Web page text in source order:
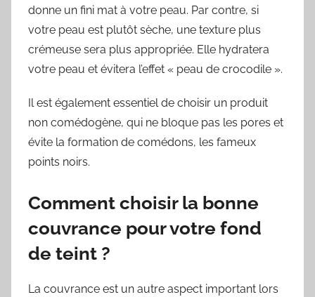
donne un fini mat à votre peau. Par contre, si
votre peau est plutôt sèche, une texture plus
crémeuse sera plus appropriée. Elle hydratera
votre peau et évitera l’effet « peau de crocodile ».
Il est également essentiel de choisir un produit
non comédogène, qui ne bloque pas les pores et
évite la formation de comédons, les fameux
points noirs.
Comment choisir la bonne
couvrance pour votre fond
de teint ?
La couvrance est un autre aspect important lors